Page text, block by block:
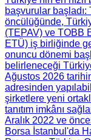
başvurular başladı:
öncülüğünde,
(TEPAV) ve TOBB
ETÜ) iş birliğinde
onuncu dönemi
belirleneceği
Ağustos 2026
adresinden
şirketlere yeni
tanıtım imkânı
Aralık 2022 ve
Borsa İstanbul'da